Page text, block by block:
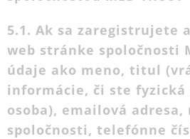
5.1. Ak sa zaregistrujete
web stránke spoločnosti
údaje ako meno, titul
informácie, či ste fyzická
osoba), emailová adresa,
spoločnosti, telefónne